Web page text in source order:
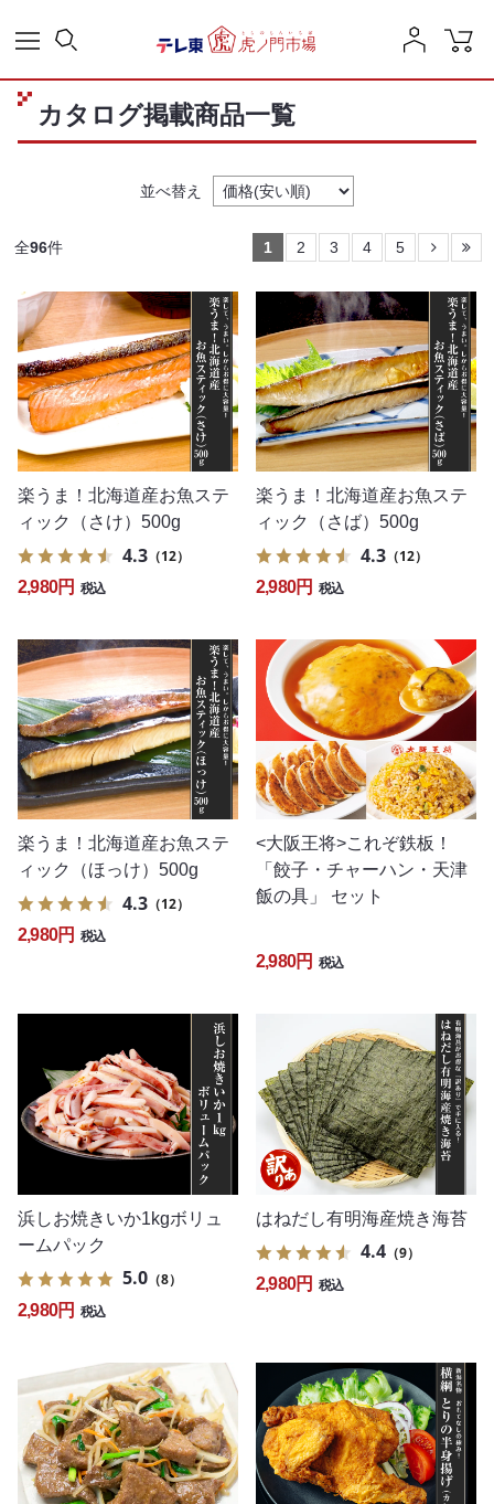
カタログ掲載商品一覧
並べ替え
全96件 1 2 3 4 5
楽うま！北海道産お魚ステ
ィック（さけ）500g
4.3 （12）
2,980円 税込
楽うま！北海道産お魚ステ
ィック（さば）500g
4.3 （12）
2,980円 税込
楽うま！北海道産お魚ステ
ィック（ほっけ）500g
4.3 （12）
2,980円 税込
<大阪王将>これぞ鉄板！
「餃子・チャーハン・天津
飯の具」 セット
2,980円 税込
浜しお焼きいか1kgボリュ
ームパック
5.0 （8）
2,980円 税込
はねだし有明海産焼き海苔
4.4 （9）
2,980円 税込